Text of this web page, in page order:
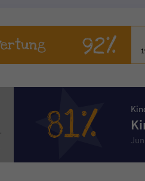
92%
81%